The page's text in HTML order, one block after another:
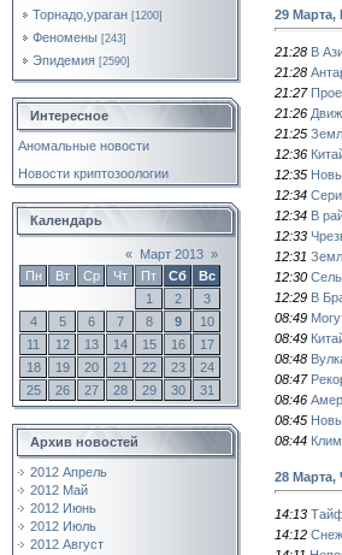
Торнадо,ураган [1200]
Феномены [243]
Эпидемия [2590]
Интересное
Аномальные новости
Новости криптозоологии
Календарь
« Март 2013 »
Пн
Вт Ср Чт Пт Сб
Вс
1
2
3
4
5 6 7 8 9
10
11
12 13 14 15 16
17
18
19 20 21 22 23
24
25
26 27 28 29 30 31
Архив новостей
2012 Апрель
2012 Май
2012 Июнь
2012 Июль
2012 Август
29 Марта,
21:28 В
21:28
21:27
21:26
21:25
12:36
12:35
12:34
12:34 В
12:33
12:31
12:30
12:29 В
08:49
08:49
08:48
08:47
08:46
08:45
08:44
28 Марта,
14:13
14:12